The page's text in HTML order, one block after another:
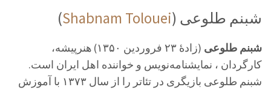
(Shabnam Tolouei ) شبنم طلوعی
شبنم طلوعی (زادهٔ ۲۳ فروردین ۱۳۵۰)
هنرپیشه،
کارگردان ، نمایشنامه‌نویس و خواننده اهل ایران است.
شبنم طلوعی بازیگری در تئاتر را از سال ۱۳۷۳ با آموزش